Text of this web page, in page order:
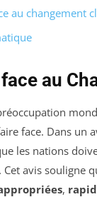
au changement
au
face. Dans un
les nations
avis souligne
,